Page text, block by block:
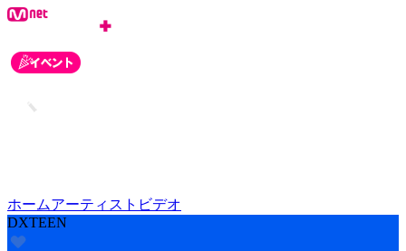
ホームアーティスト ビデオ
DXTEEN